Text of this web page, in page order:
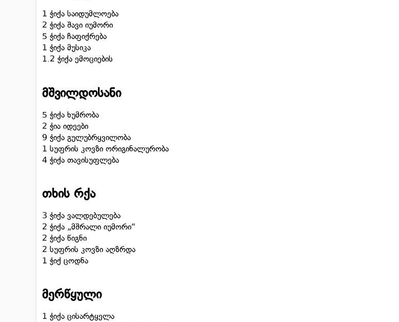
1 ჭიქა საიდუმლოება
2 ჭიქა შავი იუმორი
5 ჭიქა ჩაფიქრება
1 ჭიქა მუსიკა
1.2 ჭიქა ემოციების
მშვილდოსანი
5 ჭიქა ხუმრობა
2 ჭია იდეები
9 ჭიქა გულუბრყვილობა
1 სუფრის კოვზი ორიგინალურობა
4 ჭიქა თავისუფლება
თხის რქა
3 ჭიქა ვალდებულება
2 ჭიქა „მშრალი იუმორი“
2 ჭიქა წიგნი
2 სუფრის კოვზი აღზრდა
1 ჭიქ ცოდნა
მერწყული
1 ჭიქა ცისარტყელა